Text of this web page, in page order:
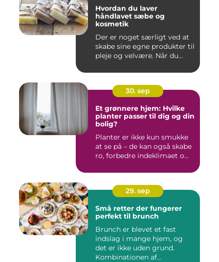
Hvordan du laver
håndlavet sæbe og
kosmetik
Der er noget særligt ved at
skabe sine egne produkter til
pleje og velvære. Når du...
30. sep
Et grønnere hjem: Hvilke
planter passer til dig og din
bolig?
Planter er ikke kun smukke
at se på – de kan også skabe
ro, forbedre indeklimaet o...
29. sep
Små retter der fungerer
perfekt til brunch
Brunch er blevet et fast
indslag i mange hjem, og
det er ikke uden grund.
Kombinationen af